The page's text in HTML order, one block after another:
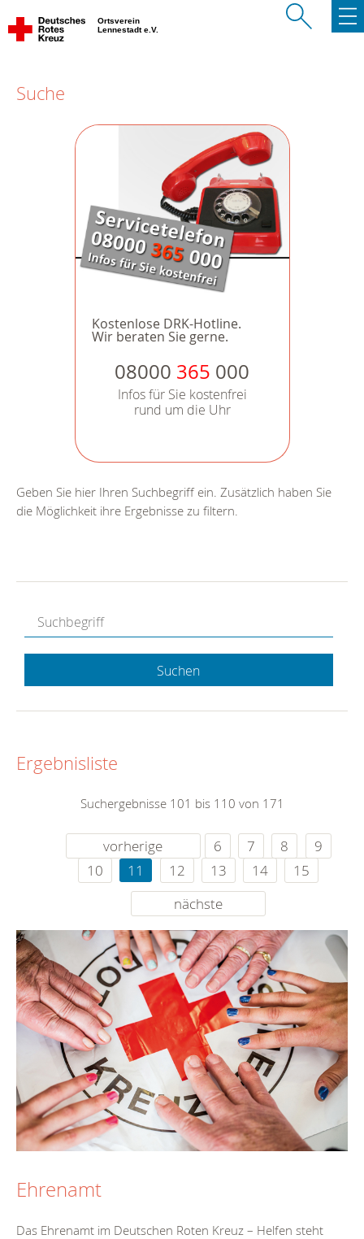
Ortsverein
Lennestadt e.V.
Suche
Kostenlose DRK-Hotline.
Wir beraten Sie gerne.
08000 365 000
Infos für Sie kostenfrei
rund um die Uhr
Geben Sie hier Ihren Suchbegriff ein. Zusätzlich haben Sie
die Möglichkeit ihre Ergebnisse zu filtern.
Suchen
Ergebnisliste
Suchergebnisse 101 bis 110 von 171
vorherige 6 7 8
9
10
11 12 13 14
15
nächste
Ehrenamt
Das Ehrenamt im Deutschen Roten Kreuz – Helfen steht